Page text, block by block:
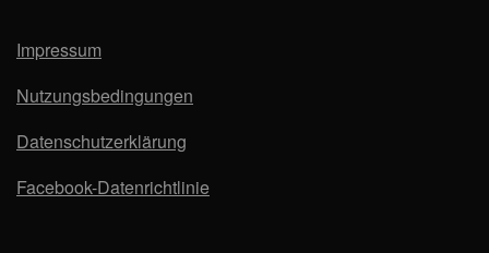
Impressum
Nutzungsbedingungen
Datenschutzerklärung
Facebook-Datenrichtlinie